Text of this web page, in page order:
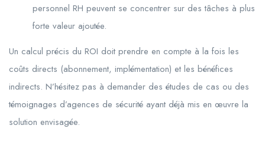
personnel RH peuvent se concentrer sur des tâches à plus
forte valeur ajoutée.
Un calcul précis du ROI doit prendre en compte à la fois les
coûts directs (abonnement, implémentation) et les bénéfices
indirects. N’hésitez pas à demander des études de cas ou des
témoignages d’agences de sécurité ayant déjà mis en œuvre la
solution envisagée.